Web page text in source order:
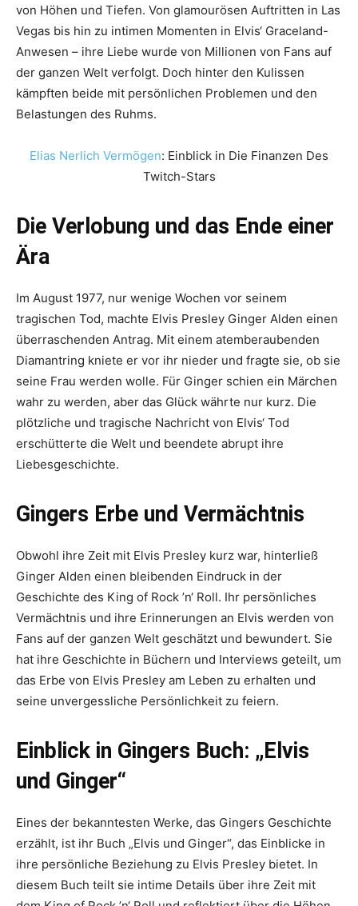
von Höhen und Tiefen. Von glamourösen Auftritten in Las
Vegas bis hin zu intimen Momenten in Elvis‘ Graceland-
Anwesen – ihre Liebe wurde von Millionen von Fans auf
der ganzen Welt verfolgt. Doch hinter den Kulissen
kämpften beide mit persönlichen Problemen und den
Belastungen des Ruhms.
Elias Nerlich Vermögen: Einblick in Die Finanzen Des
Twitch-Stars
Die Verlobung und das Ende einer
Ära
Im August 1977, nur wenige Wochen vor seinem
tragischen Tod, machte Elvis Presley Ginger Alden einen
überraschenden Antrag. Mit einem atemberaubenden
Diamantring kniete er vor ihr nieder und fragte sie, ob sie
seine Frau werden wolle. Für Ginger schien ein Märchen
wahr zu werden, aber das Glück währte nur kurz. Die
plötzliche und tragische Nachricht von Elvis‘ Tod
erschütterte die Welt und beendete abrupt ihre
Liebesgeschichte.
Gingers Erbe und Vermächtnis
Obwohl ihre Zeit mit Elvis Presley kurz war, hinterließ
Ginger Alden einen bleibenden Eindruck in der
Geschichte des King of Rock ’n‘ Roll. Ihr persönliches
Vermächtnis und ihre Erinnerungen an Elvis werden von
Fans auf der ganzen Welt geschätzt und bewundert. Sie
hat ihre Geschichte in Büchern und Interviews geteilt, um
das Erbe von Elvis Presley am Leben zu erhalten und
seine unvergessliche Persönlichkeit zu feiern.
Einblick in Gingers Buch: „Elvis
und Ginger“
Eines der bekanntesten Werke, das Gingers Geschichte
erzählt, ist ihr Buch „Elvis und Ginger“, das Einblicke in
ihre persönliche Beziehung zu Elvis Presley bietet. In
diesem Buch teilt sie intime Details über ihre Zeit mit